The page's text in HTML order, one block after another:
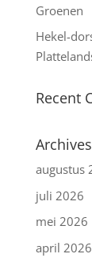
Groenen
Hekel-
Recent
Archives
augustus
juli 2026
mei 2026
april 2026